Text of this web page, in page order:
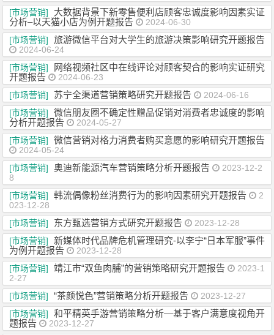
[市场营销]
大数据背景下新零售便利店顾客忠诚度影响因素实证
分析–以天猫小店为例开题报告
2024-06-30
[市场营销]
旅游微信平台对大学生的旅游决策影响研究开题报告
2024-06-24
[市场营销]
网络视频社区中在线评论对顾客契合的影响实证研究
开题报告
2024-06-23
[市场营销]
苏宁全渠道营销策略研究开题报告
2024-06-16
[市场营销]
微信朋友圈不确定性赠品促销对消费者忠诚度的影响
分析开题报告
2024-05-27
[市场营销]
微信营销对格力消费者购买意愿的影响研究开题报告
2024-05-24
[市场营销]
奥迪新能源汽车营销策略分析开题报告
2023-12-2
8
[市场营销]
韩流偶像粉丝消费行为的影响因素研究开题报告
2
023-12-28
[市场营销]
东方甄选营销方式研究开题报告
2023-12-28
[市场营销]
新媒体时代品牌危机管理研究-以李宁“日本军服”事件
为例开题报告
2023-12-28
[市场营销]
靖江市“双鱼肉脯”的营销策略研究开题报告
2023-1
2-27
[市场营销]
“茶颜悦色”营销策略分析开题报告
2023-12-27
[市场营销]
和平精英手游营销策略分析—基于客户满意度视角开
题报告
2023-12-27